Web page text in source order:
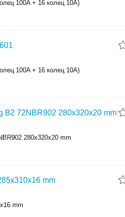
100A + 16 колец 10A)
100A + 16 колец 10A)
B2 72NBR902 280x320x20 mm
280x320x20 mm
mm
mm